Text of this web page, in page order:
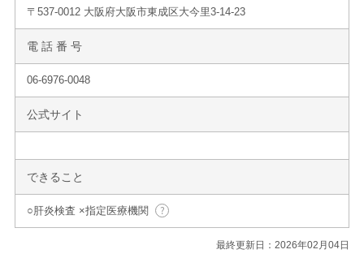
〒537-0012 大阪府大阪市東成区大今里3-14-23
電 話 番 号
06-6976-0048
公式サイト
できること
○肝炎検査 ×指定医療機関
最終更新日：2026年02月04日